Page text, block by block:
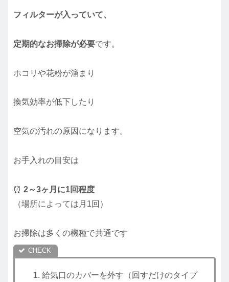
フィルターが入っていて、
定期的なお掃除が必要です。
ホコリや花粉が溜まり
換気効率が低下したり
空気の汚れの原因になります。
お手入れの目安は
⏰ 2～3ヶ月に1回程度
（場所によっては月1回）
お掃除は多くの機種で共通です
給気口のカバーを外す（回すだけのタイプ